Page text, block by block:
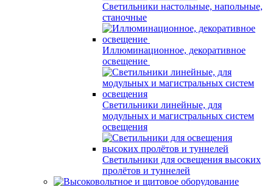
Светильники настольные, напольные,
станочные
Иллюминационное, декоративное
освещение
Светильники линейные, для
модульных и магистральных систем
освещения
Светильники для освещения высоких
пролётов и туннелей